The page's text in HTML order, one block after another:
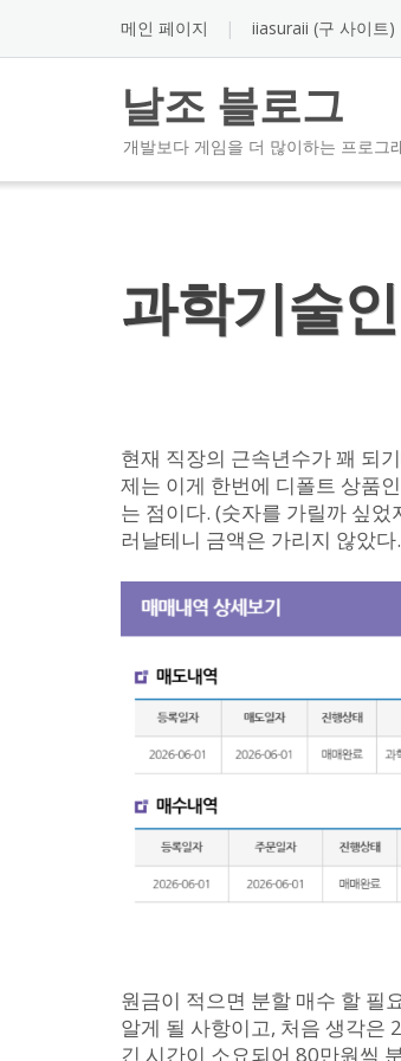
content
메인 페이지 iiasuraii (구 사이트)
날조 블로그
개발보다 게임을 더 많이하는 프로그
과학기술
현재 직장의 근속년수가 꽤 되
제는 이게 한번에 디폴트 상품
는 점이다. (숫자를 가릴까 싶
러날테니 금액은 가리지 않았다
원금이 적으면 분할 매수 할 필
알게 될 사항이고, 처음 생각은
긴 시간이 소요되어 80만원씩